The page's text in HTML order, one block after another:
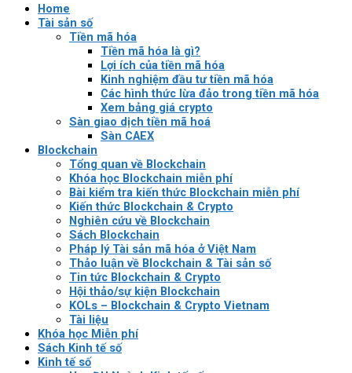
Home
Tài sản số
Tiền mã hóa
Tiền mã hóa là gì?
Lợi ích của tiền mã hóa
Kinh nghiệm đầu tư tiền mã hóa
Các hình thức lừa đảo trong tiền mã hóa
Xem bảng giá crypto
Sàn giao dịch tiền mã hoá
Sàn CAEX
Blockchain
Tổng quan về Blockchain
Khóa học Blockchain miễn phí
Bài kiểm tra kiến thức Blockchain miễn phí
Kiến thức Blockchain & Crypto
Nghiên cứu về Blockchain
Sách Blockchain
Pháp lý Tài sản mã hóa ở Việt Nam
Thảo luận về Blockchain & Tài sản số
Tin tức Blockchain & Crypto
Hội thảo/sự kiện Blockchain
KOLs – Blockchain & Crypto Vietnam
Tài liệu
Khóa học Miễn phí
Sách Kinh tế số
Kinh tế số